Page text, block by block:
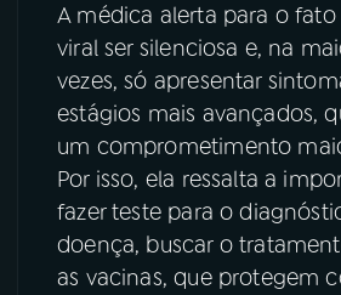
A médica alerta para o
viral ser silenciosa e, na
vezes, só apresentar
estágios mais avançados,
um comprometimento
Por isso, ela ressalta a
fazer teste para o
doença, buscar o
as vacinas, que protegem